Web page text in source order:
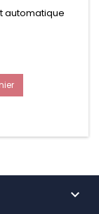
automatique
simple et
polyester
